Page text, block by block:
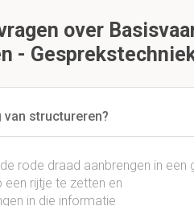
over
-
van structureren?
rode draad aanbrengen in
rijtje te zetten en
in die informatie